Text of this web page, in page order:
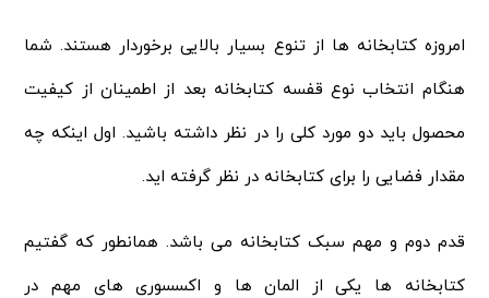
امروزه کتابخانه ها از تنوع بسیار بالایی برخوردار هستند. شما
هنگام انتخاب نوع قفسه کتابخانه بعد از اطمینان از کیفیت
محصول باید دو مورد کلی را در نظر داشته باشید. اول اینکه چه
مقدار فضایی را برای کتابخانه در نظر گرفته اید.
قدم دوم و مهم سبک کتابخانه می باشد. همانطور که گفتیم
کتابخانه ها یکی از المان ها و اکسسوری های مهم در